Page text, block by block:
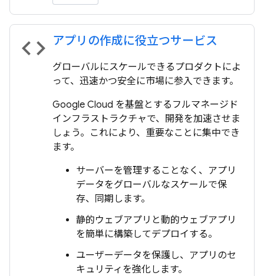
code アプリの作成に役立つサービス
グローバルにスケールできるプロダクトによ
って、迅速かつ安全に市場に参入できます。
Google Cloud を基盤とするフルマネージド
インフラストラクチャで、開発を加速させま
しょう。これにより、重要なことに集中でき
ます。
サーバーを管理することなく、アプリ
データをグローバルなスケールで保
存、同期します。
静的ウェブアプリと動的ウェブアプリ
を簡単に構築してデプロイする。
ユーザーデータを保護し、アプリのセ
キュリティを強化します。